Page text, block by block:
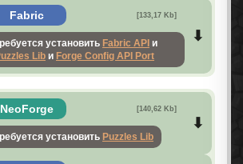
Fabric [133,17 Kb]
установить Fabric API и
Lib и Forge Config API Port
NeoForge [140,62 Kb]
установить Puzzles Lib